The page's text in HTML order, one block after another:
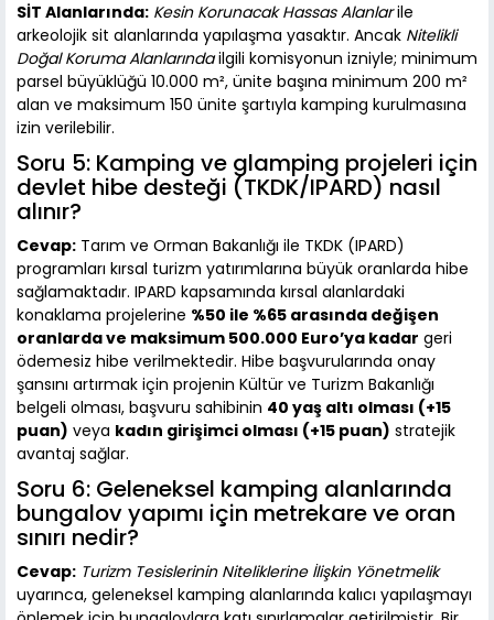
SİT Alanlarında: Kesin Korunacak Hassas Alanlarile
arkeolojik sit alanlarında yapılaşma yasaktır. Ancak Nitelikli
Doğal Koruma Alanlarındailgili komisyonun izniyle; minimum
parsel büyüklüğü 10.000 m², ünite başına minimum 200 m²
alan ve maksimum 150 ünite şartıyla kamping kurulmasına
izin verilebilir.
Soru 5: Kamping ve glamping projeleri için
devlet hibe desteği (TKDK/IPARD) nasıl
alınır?
Cevap: Tarım ve Orman Bakanlığı ile TKDK (IPARD)
programları kırsal turizm yatırımlarına büyük oranlarda hibe
sağlamaktadır. IPARD kapsamında kırsal alanlardaki
konaklama projelerine %50 ile %65 arasında değişen
oranlarda ve maksimum 500.000 Euro’ya kadar geri
ödemesiz hibe verilmektedir. Hibe başvurularında onay
şansını artırmak için projenin Kültür ve Turizm Bakanlığı
belgeli olması, başvuru sahibinin 40 yaş altı olması (+15
puan) veya kadın girişimci olması (+15 puan) stratejik
avantaj sağlar.
Soru 6: Geleneksel kamping alanlarında
bungalov yapımı için metrekare ve oran
sınırı nedir?
Cevap: Turizm Tesislerinin Niteliklerine İlişkin Yönetmelik
uyarınca, geleneksel kamping alanlarında kalıcı yapılaşmayı